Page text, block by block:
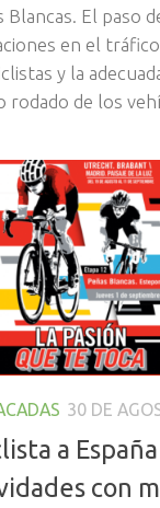
Blancas. El paso
en el
y la
rodado de los
30 DE
a
con